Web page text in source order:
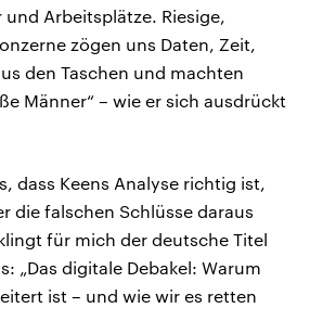
Arbeitsplätze. Riesige,
zögen uns Daten, Zeit,
den Taschen und machten
Männer“ – wie er sich ausdrückt
dass Keens Analyse richtig ist,
die falschen Schlüsse daraus
für mich der deutsche Titel
„Das digitale Debakel: Warum
ist – und wie wir es retten